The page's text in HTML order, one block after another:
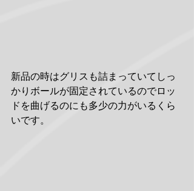
新品の時はグリスも詰まっていてしっ
かりボールが固定されているのでロッ
ドを曲げるのにも多少の力がいるくら
いです。